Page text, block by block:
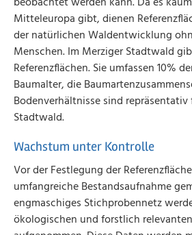
Mitteleuropa gibt, dienen
der natürlichen Waldentwicklung
Menschen. Im Merziger Stadtwald
Referenzflächen. Sie umfassen 10%
Baumalter, die
Bodenverhältnisse sind
Stadtwald.
Wachstum unter Kontrolle
Vor der Festlegung der
umfangreiche Bestandsaufnahme
engmaschiges Stichprobennetz
ökologischen und forstlich